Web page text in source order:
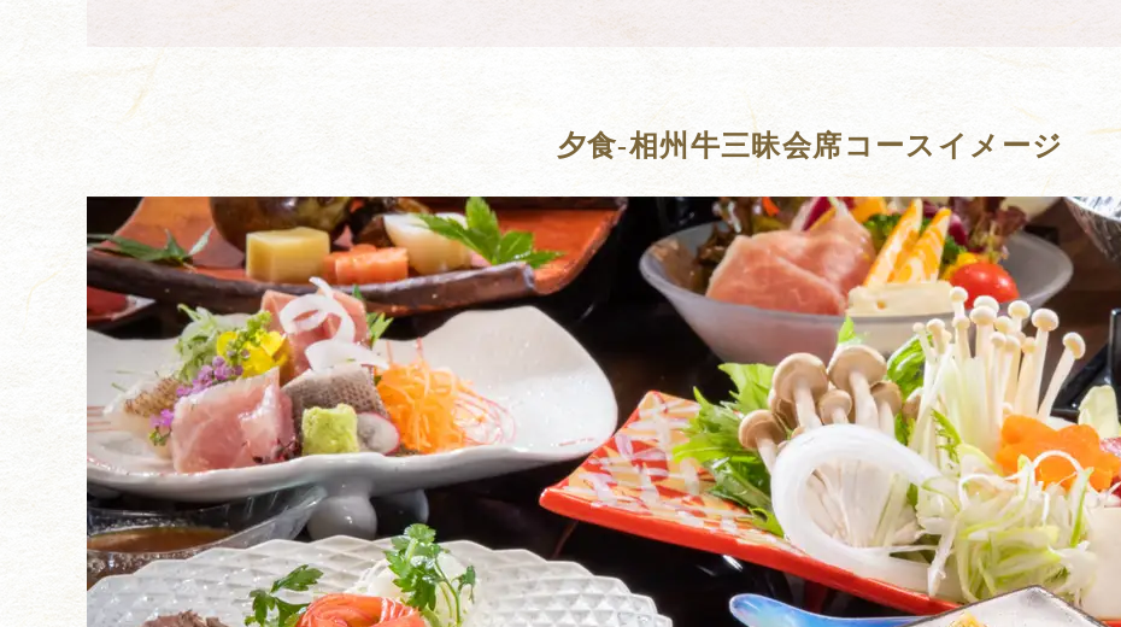
夕食-相州牛三昧会席コースイメージ